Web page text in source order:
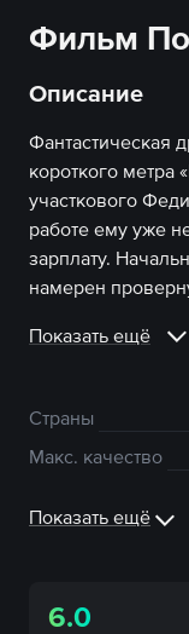
Фильм
Описание
Фантастическая
короткого метра
участкового
работе ему уже
зарплату.
намерен
Показать ещё
Страны
Макс. качество
Показать ещё
6.0